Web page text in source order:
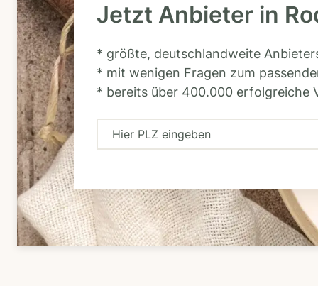
Jetzt Anbieter in
* größte, deutschlandweite
* mit wenigen Fragen zum
* bereits über 400.000 erfolgreiche
H
r
P
L